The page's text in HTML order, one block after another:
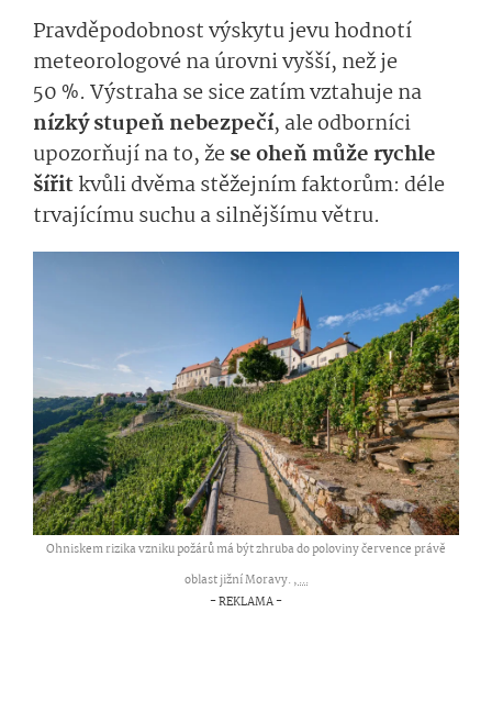
Pravděpodobnost výskytu jevu hodnotí
meteorologové na úrovni vyšší, než je
50 %. Výstrahase sicezatímvzta­huje na
nízkýstupeň nebezpečí, ale odborníci
upozorňují na to, žese oheň může rychle
šířitkvůlidvěma stěžejním faktorům: déle
trvajícímu suchu a silnějšímu větru.
Ohniskem rizika vzniku požárů má být zhruba do poloviny července právě
oblast jižní Moravy. ,...